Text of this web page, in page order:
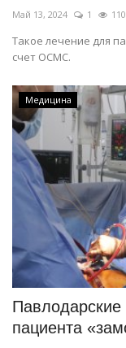
Май 13, 2024 1
Такое лечение для
счет ОСМС.
Медицина
Павлодарские
пациента